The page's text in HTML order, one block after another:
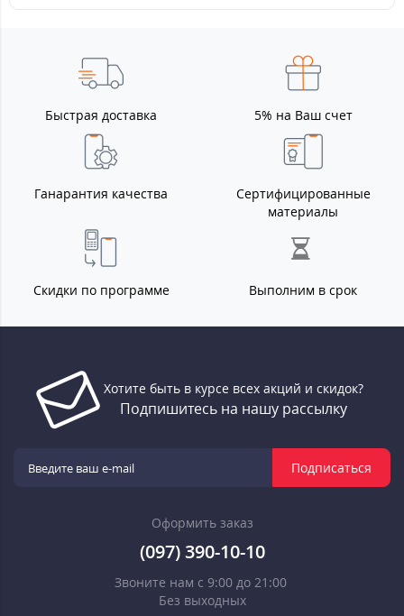
Быстрая доставка 5% на Ваш счет
Ганарантия качества
Сертифицированные
материалы
Скидки по программе Выполним в срок
Хотите быть в курсе всех акций и скидок?
Подпишитесь на нашу рассылку
Подписаться
Оформить заказ
(097) 390-10-10
Звоните нам с 9:00 до 21:00
Без выходных